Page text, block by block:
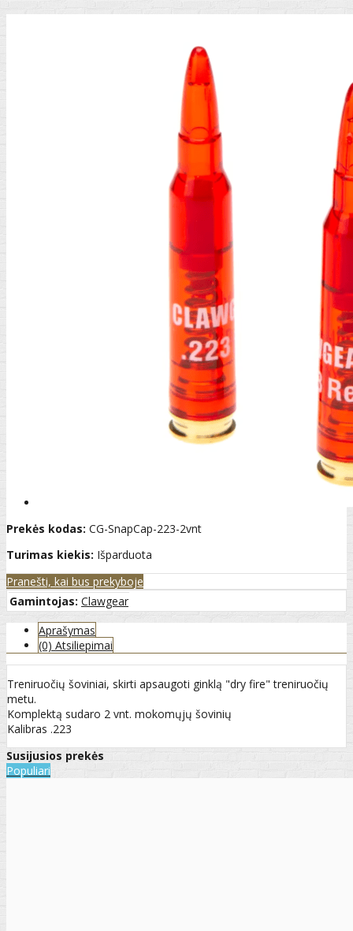
Prekės kodas: CG-SnapCap-223-2vnt
Turimas kiekis: Išparduota
Pranešti, kai bus prekyboje
Gamintojas: Clawgear
Aprašymas
(0) Atsiliepimai
Treniruočių šoviniai, skirti apsaugoti ginklą "dry fire" treniruočių
metu.
Komplektą sudaro 2 vnt. mokomųjų šovinių
Kalibras .223
Susijusios prekės
Populiari